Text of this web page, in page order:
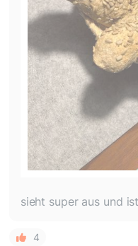
sieht super aus und
4